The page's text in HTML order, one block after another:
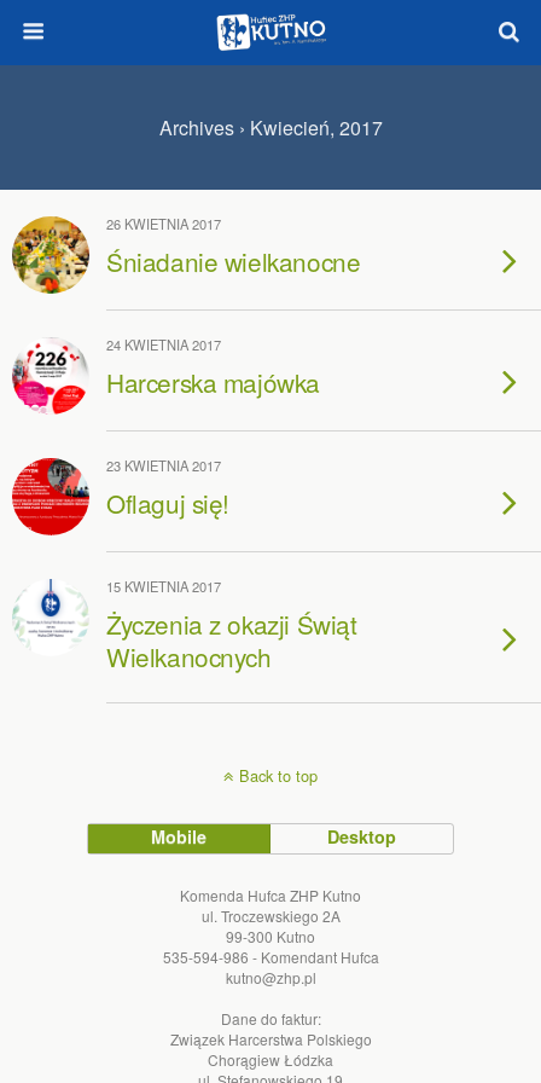
Archives › Kwiecień, 2017
26 KWIETNIA 2017
Śniadanie wielkanocne
24 KWIETNIA 2017
Harcerska majówka
23 KWIETNIA 2017
Oflaguj się!
15 KWIETNIA 2017
Życzenia z okazji Świąt
Wielkanocnych
Back to top
Mobile Desktop
Komenda Hufca ZHP Kutno
ul. Troczewskiego 2A
99-300 Kutno
535-594-986 - Komendant Hufca
kutno@zhp.pl
Dane do faktur:
Związek Harcerstwa Polskiego
Chorągiew Łódzka